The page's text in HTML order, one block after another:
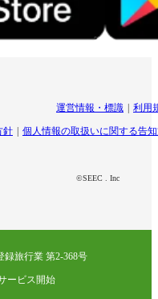
運営情報・標識 利用
針 個人情報の取扱いに関する告
©SEEC . Inc
旅行業 第2-368号
ービス開始